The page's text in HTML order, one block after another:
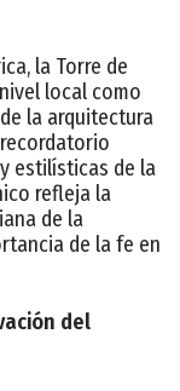
la Torre de
local como
la arquitectura
estilísticas de la
refleja la
de la
de la fe en
del